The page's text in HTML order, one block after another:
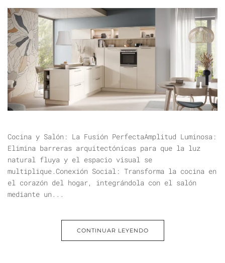
Cocina y Salón: La Fusión PerfectaAmplitud Luminosa:
Elimina barreras arquitectónicas para que la luz
natural fluya y el espacio visual se
multiplique.Conexión Social: Transforma la cocina en
el corazón del hogar, integrándola con el salón
mediante un...
CONTINUAR LEYENDO